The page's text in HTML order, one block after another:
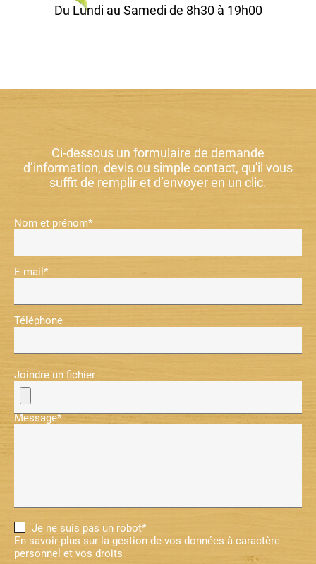
Du Lundi au Samedi de 8h30 à 19h00
Ci-dessous un formulaire de demande
d’information, devis ou simple contact, qu'il vous
suffit de remplir et d’envoyer en un clic.
Nom et prénom*
E-mail*
Téléphone
Joindre un fichier
Message*
Je ne suis pas un robot*
En savoir plus sur la gestion de vos données à caractère
personnel et vos droits